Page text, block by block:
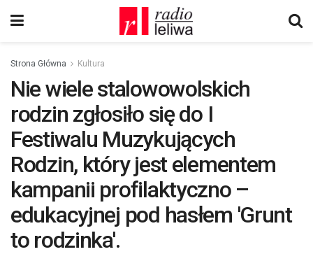
Strona Główna Kultura
Nie wiele stalowowolskich
rodzin zgłosiło się do I
Festiwalu Muzykujących
Rodzin, który jest elementem
kampanii profilaktyczno –
edukacyjnej pod hasłem 'Grunt
to rodzinka'.